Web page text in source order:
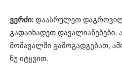
ვერძი: დაასრულეთ
გადაიხადეთ დავალიანებები.
მომავალში გამოგადგებათ,
ნუ იტყვით.